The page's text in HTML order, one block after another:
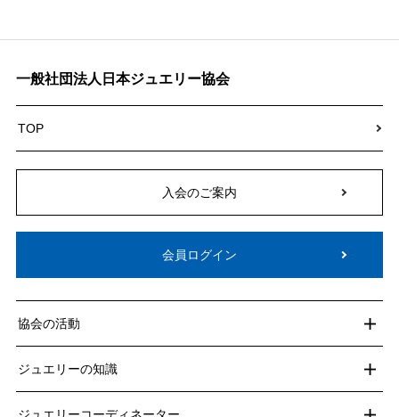
一般社団法人日本ジュエリー協会
TOP
入会のご案内
会員ログイン
協会の活動
ジュエリーの知識